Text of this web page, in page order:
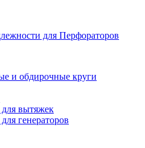
для Перфораторов
и обдирочные круги
вытяжек
генераторов